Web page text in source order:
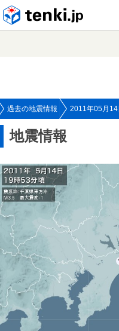
過去の地震情報 2011年05月14
地震情報